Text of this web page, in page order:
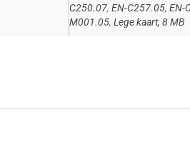
C250.07, EN-C257.05, EN-
M001.05, Lege kaart, 8 MB